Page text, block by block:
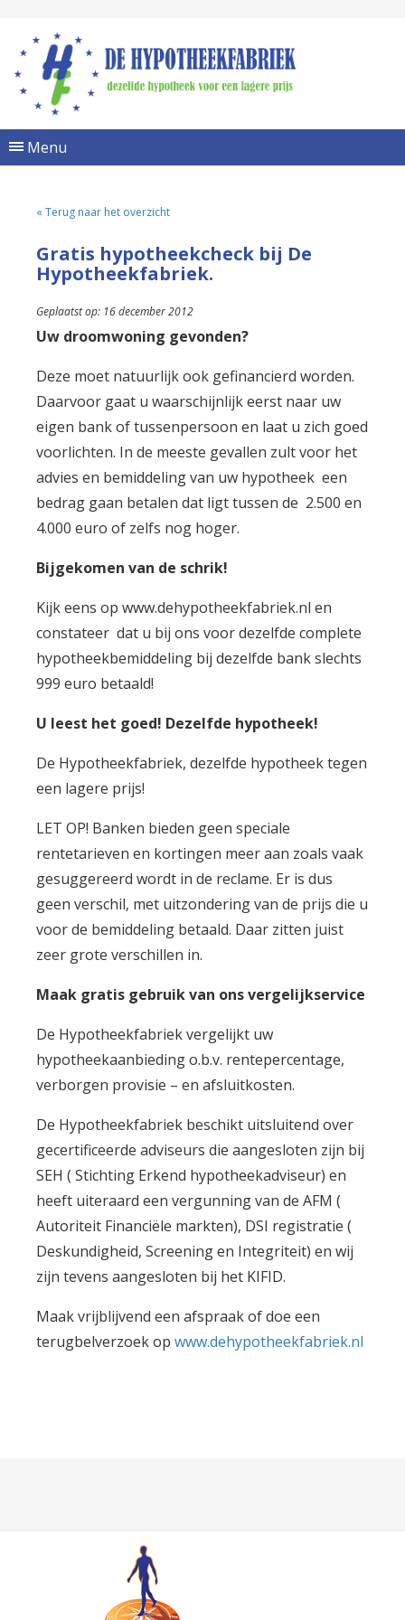
Menu
« Terug naar het overzicht
Gratis hypotheekcheck bij De
Hypotheekfabriek.
Geplaatst op: 16 december 2012
Uw droomwoning gevonden?
Deze moet natuurlijk ook gefinancierd worden.
Daarvoor gaat u waarschijnlijk eerst naar uw
eigen bank of tussenpersoon en laat u zich goed
voorlichten. In de meeste gevallen zult voor het
advies en bemiddeling van uw hypotheek een
bedrag gaan betalen dat ligt tussen de 2.500 en
4.000 euro of zelfs nog hoger.
Bijgekomen van de schrik!
Kijk eens op www.dehypotheekfabriek.nl en
constateer dat u bij ons voor dezelfde complete
hypotheekbemiddeling bij dezelfde bank slechts
999 euro betaald!
U leest het goed! Dezelfde hypotheek!
De Hypotheekfabriek, dezelfde hypotheek tegen
een lagere prijs!
LET OP! Banken bieden geen speciale
rentetarieven en kortingen meer aan zoals vaak
gesuggereerd wordt in de reclame. Er is dus
geen verschil, met uitzondering van de prijs die u
voor de bemiddeling betaald. Daar zitten juist
zeer grote verschillen in.
Maak gratis gebruik van ons vergelijkservice
De Hypotheekfabriek vergelijkt uw
hypotheekaanbieding o.b.v. rentepercentage,
verborgen provisie – en afsluitkosten.
De Hypotheekfabriek beschikt uitsluitend over
gecertificeerde adviseurs die aangesloten zijn bij
SEH ( Stichting Erkend hypotheekadviseur) en
heeft uiteraard een vergunning van de AFM (
Autoriteit Financiële markten), DSI registratie (
Deskundigheid, Screening en Integriteit) en wij
zijn tevens aangesloten bij het KIFID.
Maak vrijblijvend een afspraak of doe een
terugbelverzoek op www.dehypotheekfabriek.nl